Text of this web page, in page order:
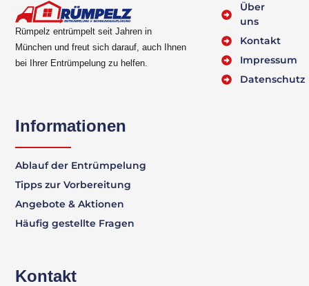
Rümpelz entrümpelt seit Jahren in
München und freut sich darauf, auch Ihnen
bei Ihrer Entrümpelung zu helfen.
Über
uns
Kontakt
Impressum
Datenschutz
Informationen
Ablauf der Entrümpelung
Tipps zur Vorbereitung
Angebote & Aktionen
Häufig gestellte Fragen
Kontakt